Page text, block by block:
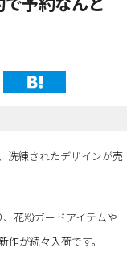
洗練されたデザインが売
、花粉ガードアイテムや
が続々入荷です。